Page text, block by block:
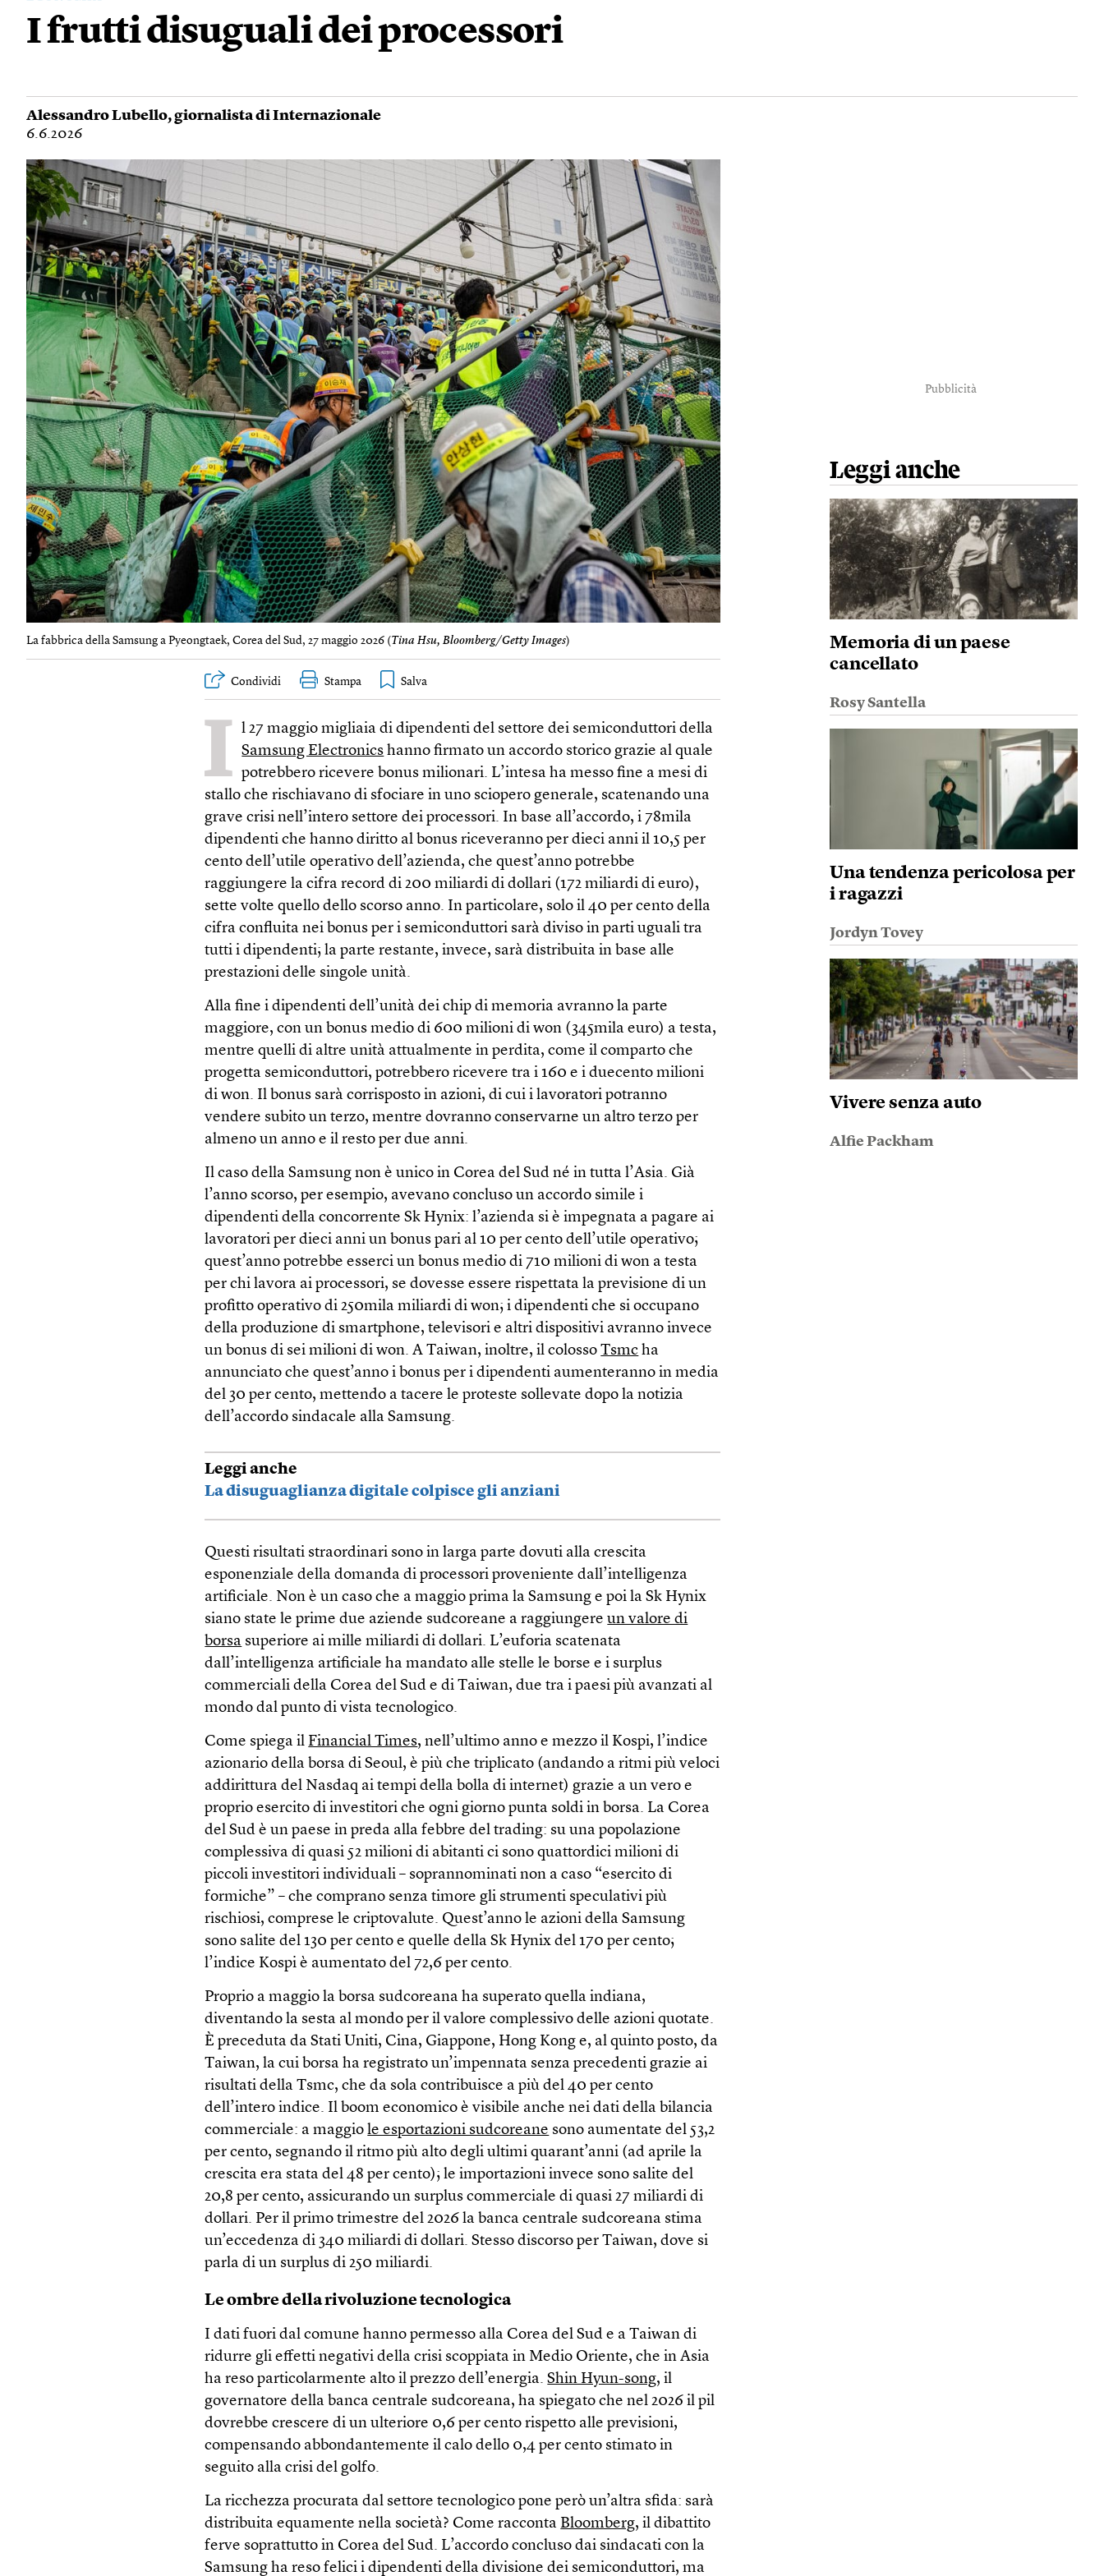
I frutti disuguali dei processori
Alessandro Lubello, giornalista di Internazionale
6.6.2026
La fabbrica della Samsung a Pyeongtaek, Corea del Sud, 27 maggio 2026 (Tina Hsu, Bloomberg/Getty Images)
Condividi Stampa
I l 27 maggio migliaia di dipendenti del settore dei semiconduttori della
Samsung Electronics hanno firmato un accordo storico grazie al quale
potrebbero ricevere bonus milionari. L’intesa ha messo fine a mesi di
stallo che rischiavano di sfociare in uno sciopero generale, scatenando una
grave crisi nell’intero settore dei processori. In base all’accordo, i 78mila
dipendenti che hanno diritto al bonus riceveranno per dieci anni il 10,5 per
cento dell’utile operativo dell’azienda, che quest’anno potrebbe
raggiungere la cifra record di 200 miliardi di dollari (172 miliardi di euro),
sette volte quello dello scorso anno. In particolare, solo il 40 per cento della
cifra confluita nei bonus per i semiconduttori sarà diviso in parti uguali tra
tutti i dipendenti; la parte restante, invece, sarà distribuita in base alle
prestazioni delle singole unità.
Alla fine i dipendenti dell’unità dei chip di memoria avranno la parte
maggiore, con un bonus medio di 600 milioni di won (345mila euro) a testa,
mentre quelli di altre unità attualmente in perdita, come il comparto che
progetta semiconduttori, potrebbero ricevere tra i 160 e i duecento milioni
di won. Il bonus sarà corrisposto in azioni, di cui i lavoratori potranno
vendere subito un terzo, mentre dovranno conservarne un altro terzo per
almeno un anno e il resto per due anni.
Il caso della Samsung non è unico in Corea del Sud né in tutta l’Asia. Già
l’anno scorso, per esempio, avevano concluso un accordo simile i
dipendenti della concorrente Sk Hynix: l’azienda si è impegnata a pagare ai
lavoratori per dieci anni un bonus pari al 10 per cento dell’utile operativo;
quest’anno potrebbe esserci un bonus medio di 710 milioni di won a testa
per chi lavora ai processori, se dovesse essere rispettata la previsione di un
profitto operativo di 250mila miliardi di won; i dipendenti che si occupano
della produzione di smartphone, televisori e altri dispositivi avranno invece
un bonus di sei milioni di won. A Taiwan, inoltre, il colossoTsmc ha
annunciato che quest’anno i bonus per i dipendenti aumenteranno in media
del 30 per cento, mettendo a tacere le proteste sollevate dopo la notizia
dell’accordo sindacale alla Samsung.
Leggi anche
La disuguaglianza digitale colpisce gli anziani
Questi risultati straordinari sono in larga parte dovuti alla crescita
esponenziale della domanda di processori proveniente dall’intelligenza
artificiale. Non è un caso che a maggio prima la Samsung e poi la Sk Hynix
siano state le prime due aziende sudcoreane a raggiungereun valore di
borsa superiore ai mille miliardi di dollari. L’euforia scatenata
dall’intelligenza artificiale ha mandato alle stelle le borse e i surplus
commerciali della Corea del Sud e di Taiwan, due tra i paesi più avanzati al
mondo dal punto di vista tecnologico.
Come spiega il Financial Times, nell’ultimo anno e mezzo il Kospi, l’indice
azionario della borsa di Seoul, è più che triplicato (andando a ritmi più veloci
addirittura del Nasdaq ai tempi della bolla di internet) grazie a un vero e
proprio esercito di investitori che ogni giorno punta soldi in borsa. La Corea
del Sud è un paese in preda alla febbre del trading: su una popolazione
complessiva di quasi 52 milioni di abitanti ci sono quattordici milioni di
piccoli investitori individuali – soprannominati non a caso “esercito di
formiche” – che comprano senza timore gli strumenti speculativi più
rischiosi, comprese le criptovalute. Quest’anno le azioni della Samsung
sono salite del 130 per cento e quelle della Sk Hynix del 170 per cento;
l’indice Kospi è aumentato del 72,6 per cento.
Proprio a maggio la borsa sudcoreana ha superato quella indiana,
diventando la sesta al mondo per il valore complessivo delle azioni quotate.
È preceduta da Stati Uniti, Cina, Giappone, Hong Kong e, al quinto posto, da
Taiwan, la cui borsa ha registrato un’impennata senza precedenti grazie ai
risultati della Tsmc, che da sola contribuisce a più del 40 per cento
dell’intero indice. Il boom economico è visibile anche nei dati della bilancia
commerciale: a maggiole esportazioni sudcoreane sono aumentate del 53,2
per cento, segnando il ritmo più alto degli ultimi quarant’anni (ad aprile la
crescita era stata del 48 per cento); le importazioni invece sono salite del
20,8 per cento, assicurando un surplus commerciale di quasi 27 miliardi di
dollari. Per il primo trimestre del 2026 la banca centrale sudcoreana stima
un’eccedenza di 340 miliardi di dollari. Stesso discorso per Taiwan, dove si
parla di un surplus di 250 miliardi.
Le ombre della rivoluzione tecnologica
I dati fuori dal comune hanno permesso alla Corea del Sud e a Taiwan di
ridurre gli effetti negativi della crisi scoppiata in Medio Oriente, che in Asia
ha reso particolarmente alto il prezzo dell’energia.Shin Hyun-song, il
governatore della banca centrale sudcoreana, ha spiegato che nel 2026 il pil
dovrebbe crescere di un ulteriore 0,6 per cento rispetto alle previsioni,
compensando abbondantemente il calo dello 0,4 per cento stimato in
seguito alla crisi del golfo.
La ricchezza procurata dal settore tecnologico pone però un’altra sfida: sarà
distribuita equamente nella società? Come racconta Bloomberg, il dibattito
ferve soprattutto in Corea del Sud. L’accordo concluso dai sindacati con la
Samsung ha reso felici i dipendenti della divisione dei semiconduttori, ma
Pubblicità
Leggi anche
Memoria di un paese
cancellato
Rosy Santella
Una tendenza pericolosa per
i ragazzi
Jordyn Tovey
Vivere senza auto
Alfie Packham